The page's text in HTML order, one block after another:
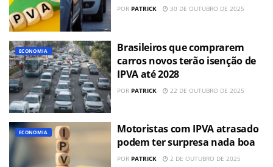
POR PATRICK 30 DE OUTUBRO DE 2025
ECONOMIA
Brasileiros que comprarem
carros novos terão isenção de
IPVA até 2028
POR PATRICK 22 DE OUTUBRO DE 2025
ECONOMIA
Motoristas com IPVA atrasado
podem ter surpresa nada boa
POR PATRICK 2 DE OUTUBRO DE 2025